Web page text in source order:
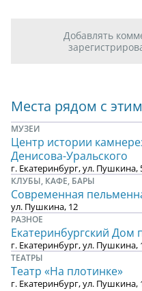
Добавлять
Места рядом с этим
МУЗЕИ
Центр истории
Денисова-Уральского
г. Екатеринбург, ул. Пушкина,
КЛУБЫ, КАФЕ, БАРЫ
Современная
ул. Пушкина, 12
РАЗНОЕ
Екатеринбургский Дом
г. Екатеринбург, ул. Пушкина,
ТЕАТРЫ
Театр «На плотинке»
г. Екатеринбург, ул. Пушкина,